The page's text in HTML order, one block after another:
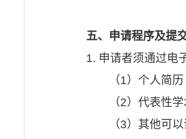
五、申请程序及提
1. 申请者须通过电
（1）个人简历（
（2）代表性学
（3）其他可以